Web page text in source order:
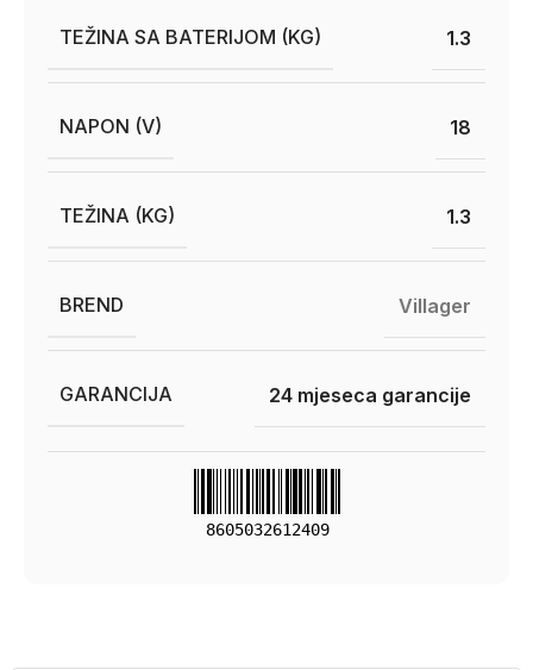
TEŽINA SA BATERIJOM (KG) 1.3
NAPON (V) 18
TEŽINA (KG) 1.3
BREND Villager
GARANCIJA 24 mjeseca garancije
8605032612409